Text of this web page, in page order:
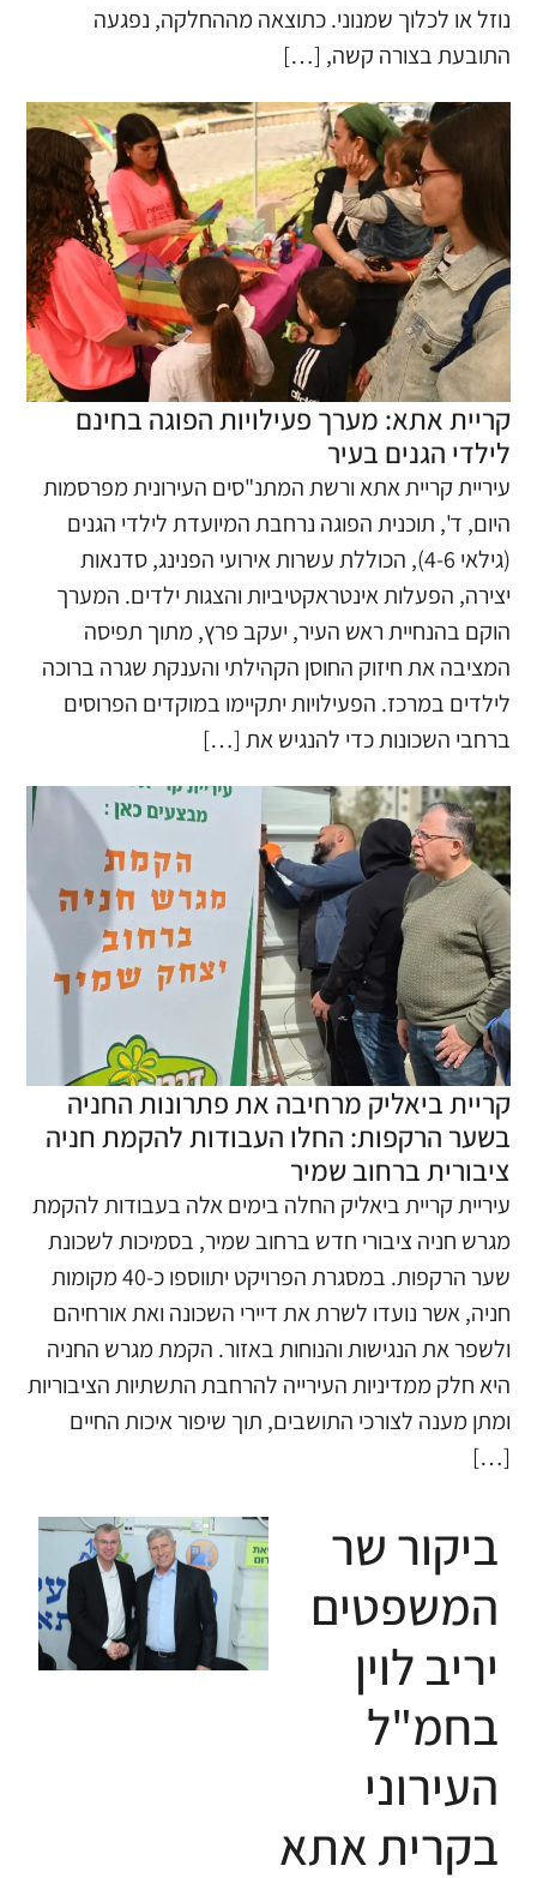
נוזל או לכלוך שמנוני. כתוצאה מההחלקה, נפגעה
התובעת בצורה קשה, […]
קריית אתא: מערך פעילויות הפוגה בחינם
לילדי הגנים בעיר
עיריית קריית אתא ורשת המתנ"סים העירונית מפרסמות
היום, ד', תוכנית הפוגה נרחבת המיועדת לילדי הגנים
(גילאי 4-6), הכוללת עשרות אירועי הפנינג, סדנאות
יצירה, הפעלות אינטראקטיביות והצגות ילדים. המערך
הוקם בהנחיית ראש העיר, יעקב פרץ, מתוך תפיסה
המציבה את חיזוק החוסן הקהילתי והענקת שגרה ברוכה
לילדים במרכז. הפעילויות יתקיימו במוקדים הפרוסים
ברחבי השכונות כדי להנגיש את […]
קריית ביאליק מרחיבה את פתרונות החניה
בשער הרקפות: החלו העבודות להקמת חניה
ציבורית ברחוב שמיר
עיריית קריית ביאליק החלה בימים אלה בעבודות להקמת
מגרש חניה ציבורי חדש ברחוב שמיר, בסמיכות לשכונת
שער הרקפות. במסגרת הפרויקט יתווספו כ-40 מקומות
חניה, אשר נועדו לשרת את דיירי השכונה ואת אורחיהם
ולשפר את הנגישות והנוחות באזור. הקמת מגרש החניה
היא חלק ממדיניות העירייה להרחבת התשתיות הציבוריות
ומתן מענה לצורכי התושבים, תוך שיפור איכות החיים
[…]
ביקור שר
המשפטים
יריב לוין
בחמ"ל
העירוני
בקרית אתא